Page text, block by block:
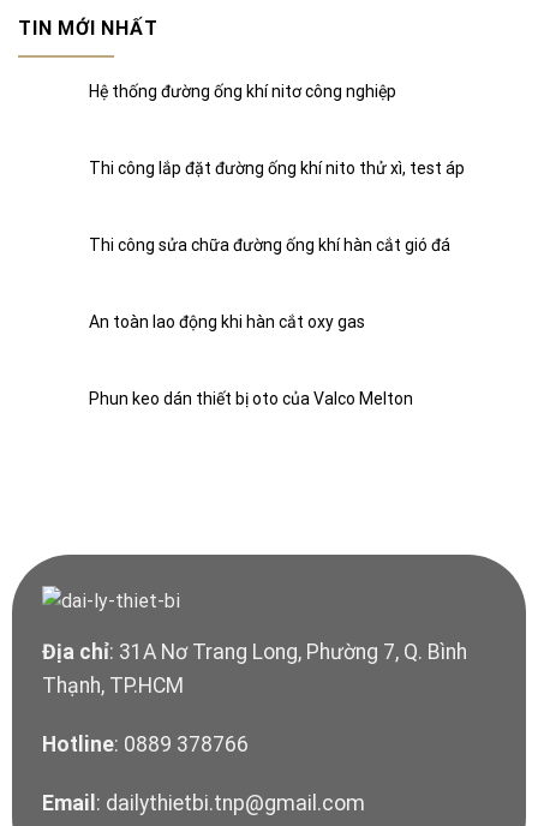
TIN MỚI NHẤT
Hệ thống đường ống khí nitơ công nghiệp
Thi công lắp đặt đường ống khí nito thử xì, test áp
Thi công sửa chữa đường ống khí hàn cắt gió đá
An toàn lao động khi hàn cắt oxy gas
Phun keo dán thiết bị oto của Valco Melton
Địa chỉ: 31A Nơ Trang Long, Phường 7, Q. Bình
Thạnh, TP.HCM
Hotline: 0889 378766
Email : dailythietbi.tnp@gmail.com